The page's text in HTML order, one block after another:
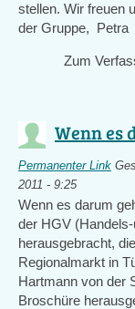
stellen. Wir freuen
der Gruppe, Petra
Zum
Wenn es
Permanenter Link
2011 - 9:25
Wenn es darum
der HGV
herausgebracht,
Regionalmarkt in
Hartmann von der
Broschüre